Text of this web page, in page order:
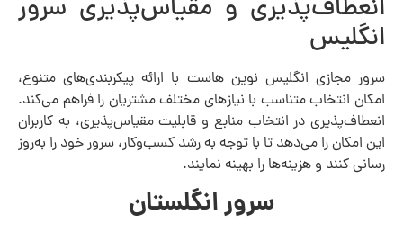
انعطاف‌پذیری و مقیاس‌پذیری سرور
انگلیس
سرور مجازی انگلیس نوین هاست با ارائه پیکربندی‌های متنوع،
امکان انتخاب متناسب با نیازهای مختلف مشتریان را فراهم می‌کند.
انعطاف‌پذیری در انتخاب منابع و قابلیت مقیاس‌پذیری، به کاربران
این امکان را می‌دهد تا با توجه به رشد کسب‌وکار، سرور خود را به‌روز
رسانی کنند و هزینه‌ها را بهینه نمایند.
سرور انگلستان